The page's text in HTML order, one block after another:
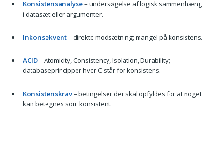
Konsistensanalyse– undersøgelse af logisk sammenhæng
i datasæt eller argumenter.
Inkonsekvent– direkte modsætning; mangel på konsistens.
ACID– Atomicity, Consistency, Isolation, Durability;
databaseprincipper hvor C står for konsistens.
Konsistenskrav– betingelser der skal opfyldes for at noget
kan betegnes som konsistent.